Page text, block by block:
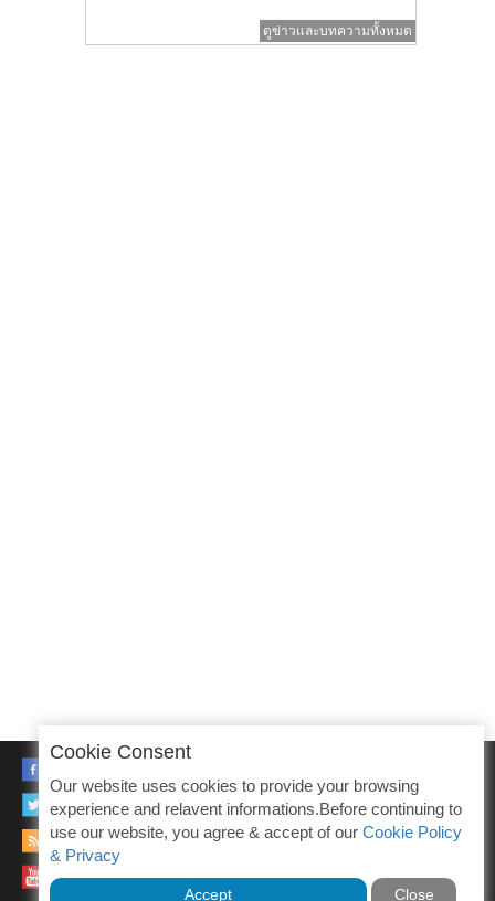
ดูข่าวและบทความทั้งหมด
TWITTER
RSS
YOUTUBE
Cookie Consent
Our website uses cookies to provide your browsing
experience and relavent informations.Before continuing to
use our website, you agree & accept of our Cookie Policy
& Privacy
Accept Close